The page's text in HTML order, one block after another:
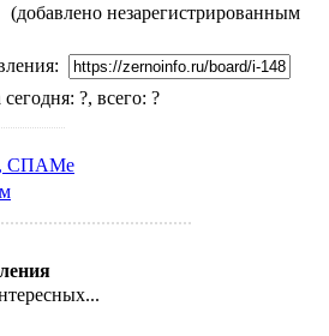
(добавлено незарегистрированным
?, всего: ?
СПАМе